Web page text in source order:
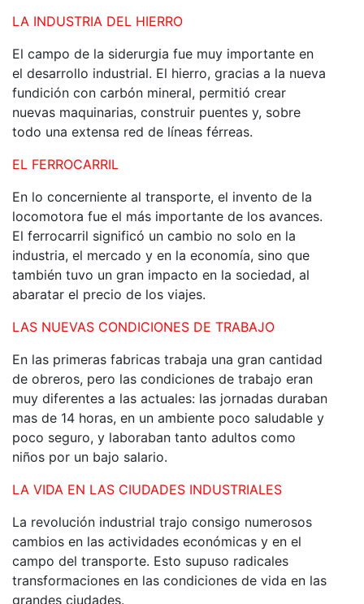
LA INDUSTRIA DEL HIERRO
El campo de la siderurgia fue muy importante en
el desarrollo industrial. El hierro, gracias a la nueva
fundición con carbón mineral, permitió crear
nuevas maquinarias, construir puentes y, sobre
todo una extensa red de líneas férreas.
EL FERROCARRIL
En lo concerniente al transporte, el invento de la
locomotora fue el más importante de los avances.
El ferrocarril significó un cambio no solo en la
industria, el mercado y en la economía, sino que
también tuvo un gran impacto en la sociedad, al
abaratar el precio de los viajes.
LAS NUEVAS CONDICIONES DE TRABAJO
En las primeras fabricas trabaja una gran cantidad
de obreros, pero las condiciones de trabajo eran
muy diferentes a las actuales: las jornadas duraban
mas de 14 horas, en un ambiente poco saludable y
poco seguro, y laboraban tanto adultos como
niños por un bajo salario.
LA VIDA EN LAS CIUDADES INDUSTRIALES
La revolución industrial trajo consigo numerosos
cambios en las actividades económicas y en el
campo del transporte. Esto supuso radicales
transformaciones en las condiciones de vida en las
grandes ciudades.